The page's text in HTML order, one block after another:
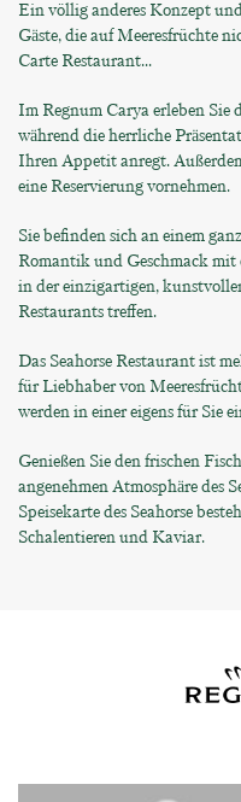
Ein völlig anderes Konzept
Gäste, die auf Meeresfrüchte
Carte Restaurant...
Im Regnum Carya erleben Sie
während die herrliche
Ihren Appetit anregt.
eine Reservierung vornehmen.
Sie befinden sich an einem
Romantik und Geschmack mit
in der einzigartigen,
Restaurants treffen.
Das Seahorse Restaurant ist
für Liebhaber von
werden in einer eigens für Sie
Genießen Sie den frischen
angenehmen Atmosphäre des
Speisekarte des Seahorse
Schalentieren und Kaviar.